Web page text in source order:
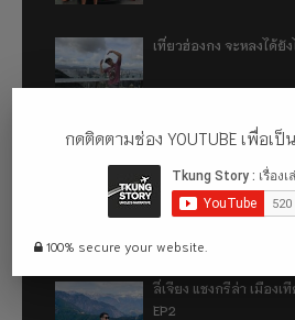
เที่ยวฮ่องกง จะหลงได้ยัง
เที่ยวฮ่องกง จะหลงได้ยังไ
ลี่เจียง แชงกรีล่า เมือง
EP2
กดติดตามช่อง YOUTUBE เพื่อเ
100% secure your website.